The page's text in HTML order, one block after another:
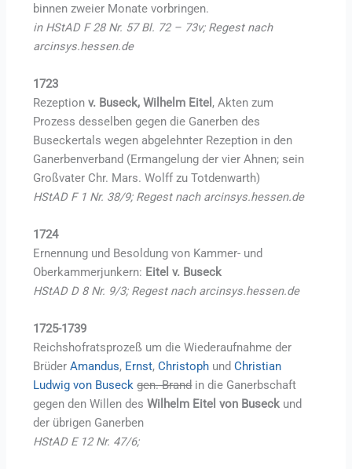
binnen zweier Monate vorbringen.
in HStAD F 28 Nr. 57 Bl. 72 – 73v; Regest nach
arcinsys.hessen.de
1723
Rezeptionv. Buseck, Wilhelm Eitel , Akten zum
Prozess desselben gegen die Ganerben des
Buseckertals wegen abgelehnter Rezeption in den
Ganerbenverband (Ermangelung der vier Ahnen; sein
Großvater Chr. Mars. Wolff zu Totdenwarth)
HStAD F 1 Nr. 38/9; Regest nach arcinsys.hessen.de
1724
Ernennung und Besoldung von Kammer- und
Oberkammerjunkern: Eitel v. Buseck
HStAD D 8 Nr. 9/3; Regest nach arcinsys.hessen.de
1725-1739
Reichshofratsprozeß um die Wiederaufnahme der
BrüderAmandus, Ernst,Christoph undChristian
Ludwig von Buseck gen. Brandin die Ganerbschaft
gegen den Willen desWilhelm Eitel von Buseck und
der übrigen Ganerben
HStAD E 12 Nr. 47/6;